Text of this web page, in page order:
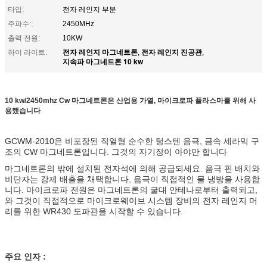
타입:
전자 레인지 부분
주파수:
2450MHz
출력 전원:
10KW
하이 라이트:
전자 레인지 마그네트론, 전자 레인지 진공관,
지속파 마그네트론 10 kw
10 kw/2450mhz Cw 마그네트론은 산업용 가열, 마이크로파 플라스마를 위해 사
용했습니다
GCWM-2010은 비포장된 직열형 순수한 텅스텐 음극, 금속 세라믹 구
조의 CW 마그네트론입니다. 그것의 자기장이 아야만 합니다
마그네트론의 밖에 설치된 전자석에 의해 공급되세요. 음극 핀 배치와
비단자는 강제 배출을 채택합니다, 음극이 직접적인 물 냉방을 사용합
니다. 마이크로파 전원은 마그네트론의 굴대 안테나로부터 출력되고,
와 그것이 직접적으로 마이크로웨이브 시스템 장비의 전자 레인지 머
리를 위한 WR430 도파관을 시작할 수 있습니다.
주요 인자 :